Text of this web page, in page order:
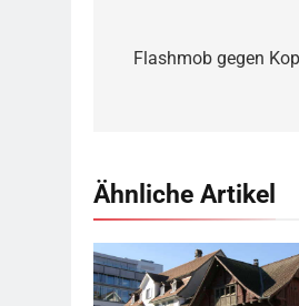
Flashmob gegen
Ähnliche Artikel
Rotes Haus, Dornbirn, Quelle
Friedrich
CC BY-SA